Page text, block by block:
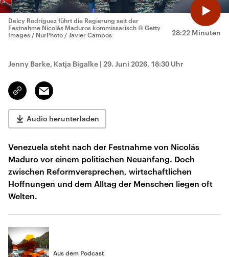
28:22 Minuten
Delcy Rodríguez führt die Regierung seit der
Festnahme Nicolás Maduros kommissarisch © Getty
Images / NurPhoto / Javier Campos
Jenny Barke, Katja Bigalke | 29. Juni 2026, 18:30 Uhr
Link
kopieren/teilen
Email
Audio herunterladen
Venezuela steht nach der Festnahme von Nicolás
Maduro vor einem politischen Neuanfang. Doch
zwischen Reformversprechen, wirtschaftlichen
Hoffnungen und dem Alltag der Menschen liegen oft
Welten.
Aus dem Podcast